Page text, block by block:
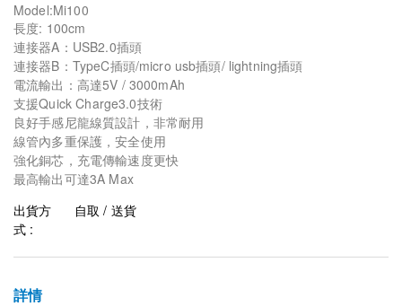
Model:Mi100
長度: 100cm
連接器A：USB2.0插頭
連接器B：TypeC插頭/micro usb插頭/ lightning插頭
電流輸出：高達5V / 3000mAh
支援Quick Charge3.0技術
良好手感尼龍線質設計，非常耐用
線管內多重保護，安全使用
強化銅芯，充電傳輸速度更快
最高輸出可達3A Max
出貨方
式 :
自取 / 送貨
詳情